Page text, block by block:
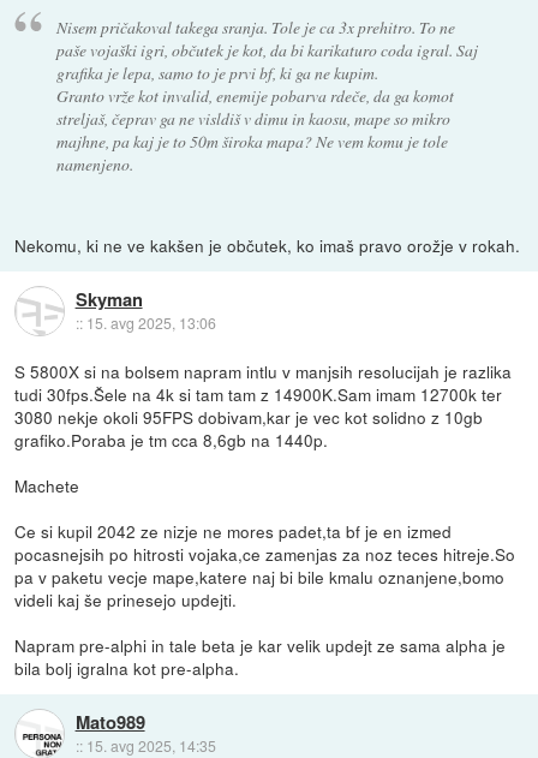
Nisem pričakoval takega sranja. Tole je ca 3x prehitro. To ne
paše vojaški igri, občutek je kot, da bi karikaturo coda igral. Saj
grafika je lepa, samo to je prvi bf, ki ga ne kupim.
Granto vrže kot invalid, enemije pobarva rdeče, da ga komot
streljaš, čeprav ga ne visldiš v dimu in kaosu, mape so mikro
majhne, pa kaj je to 50m široka mapa? Ne vem komu je tole
namenjeno.
Nekomu, ki ne ve kakšen je občutek, ko imaš pravo orožje v rokah.
Skyman
:: 15. avg 2025, 13:06
S 5800X si na bolsem napram intlu v manjsih resolucijah je razlika
tudi 30fps.Šele na 4k si tam tam z 14900K.Sam imam 12700k ter
3080 nekje okoli 95FPS dobivam,kar je vec kot solidno z 10gb
grafiko.Poraba je tm cca 8,6gb na 1440p.
Machete
Ce si kupil 2042 ze nizje ne mores padet,ta bf je en izmed
pocasnejsih po hitrosti vojaka,ce zamenjas za noz teces hitreje.So
pa v paketu vecje mape,katere naj bi bile kmalu oznanjene,bomo
videli kaj še prinesejo updejti.
Napram pre-alphi in tale beta je kar velik updejt ze sama alpha je
bila bolj igralna kot pre-alpha.
Mato989
:: 15. avg 2025, 14:35